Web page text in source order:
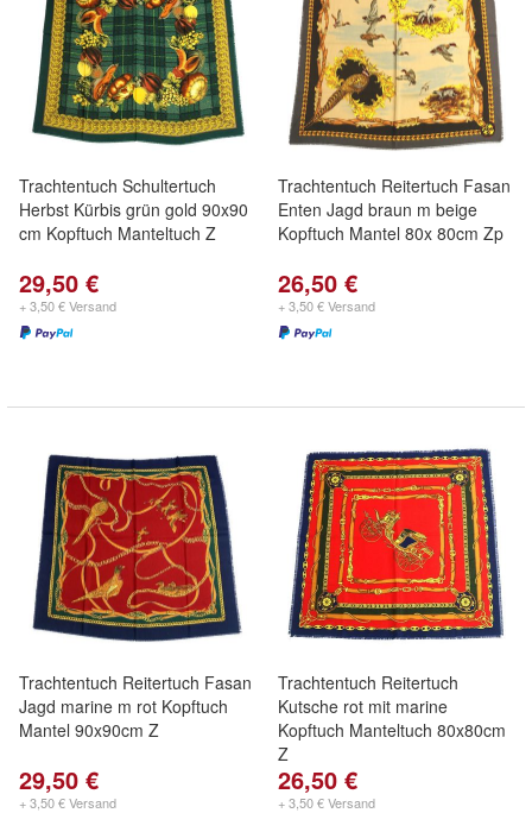
Trachtentuch Schultertuch
Herbst Kürbis grün gold 90x90
cm Kopftuch Manteltuch Z
29,50 €
+ 3,50 € Versand
Trachtentuch Reitertuch Fasan
Enten Jagd braun m beige
Kopftuch Mantel 80x 80cm Zp
26,50 €
+ 3,50 € Versand
Trachtentuch Reitertuch Fasan
Jagd marine m rot Kopftuch
Mantel 90x90cm Z
29,50 €
+ 3,50 € Versand
Trachtentuch Reitertuch
Kutsche rot mit marine
Kopftuch Manteltuch 80x80cm
Z
26,50 €
+ 3,50 € Versand